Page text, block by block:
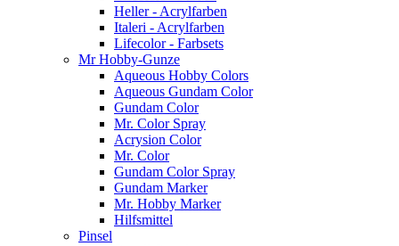
Heller - Acrylfarben
Italeri - Acrylfarben
Lifecolor - Farbsets
Mr Hobby-Gunze
Aqueous Hobby Colors
Aqueous Gundam Color
Gundam Color
Mr. Color Spray
Acrysion Color
Mr. Color
Gundam Color Spray
Gundam Marker
Mr. Hobby Marker
Hilfsmittel
Pinsel